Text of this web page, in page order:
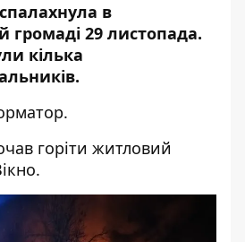
в
громаді 29 листопада.
кілька
.
горіти житловий